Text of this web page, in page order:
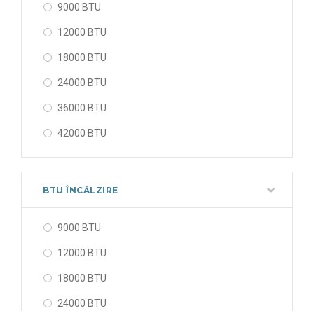
9000 BTU
12000 BTU
18000 BTU
24000 BTU
36000 BTU
42000 BTU
48000 BTU
56000 BTU
BTU ÎNCĂLZIRE
9000 BTU
12000 BTU
18000 BTU
24000 BTU